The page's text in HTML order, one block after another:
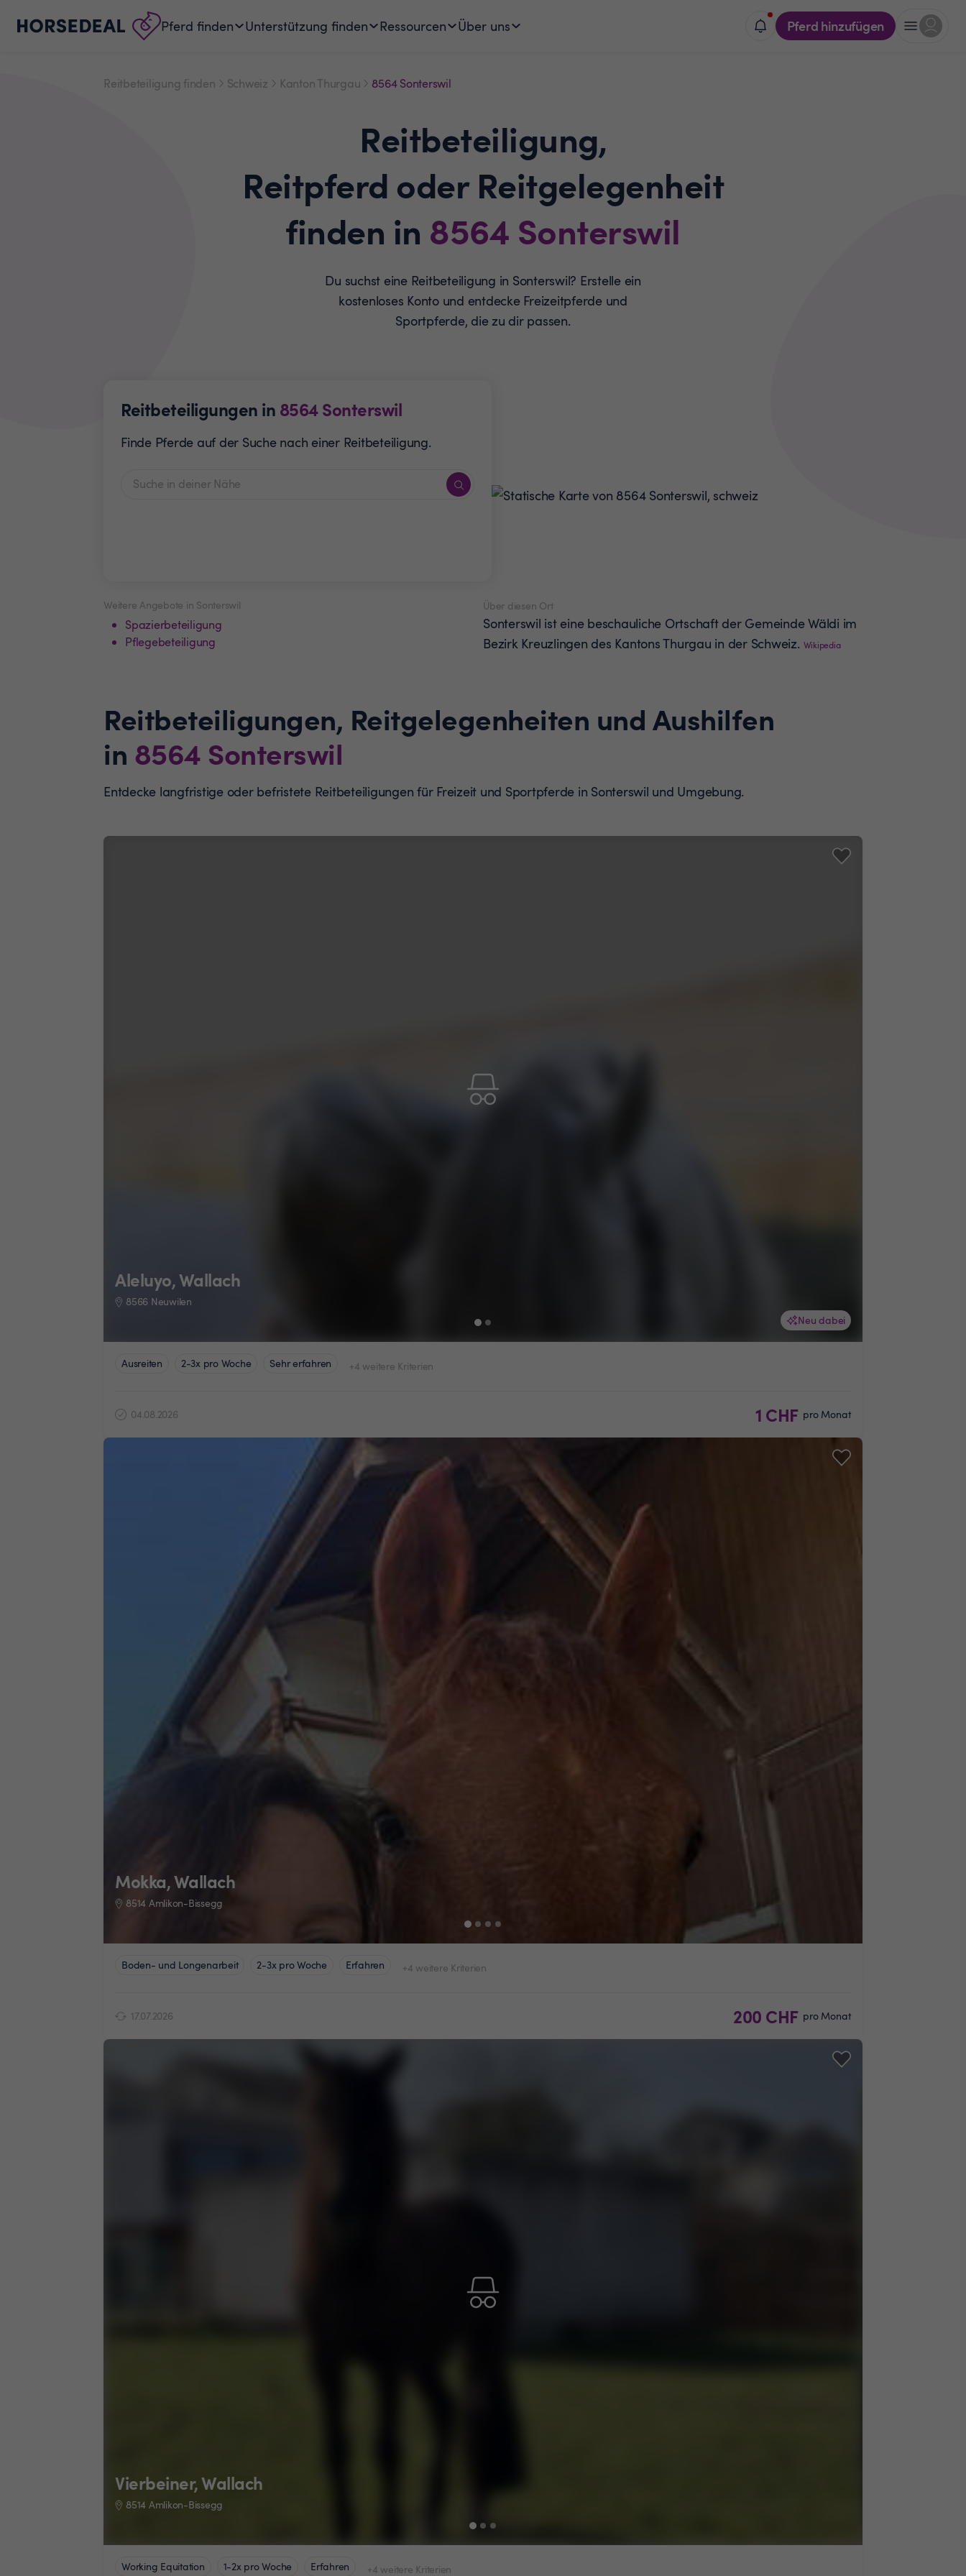
Pferd finden Unterstützung finden Ressourcen Über uns Pferd hinzufügen
Reitbeteiligung finden Schweiz Kanton Thurgau 8564 Sonterswil
Reitbeteiligung,
Reitpferd oder Reitgelegenheit
finden in 8564 Sonterswil
Du suchst eine Reitbeteiligung in Sonterswil? Erstelle ein
kostenloses Konto und entdecke Freizeitpferde und
Sportpferde, die zu dir passen.
Reitbeteiligungen in 8564Sonterswil
Finde Pferde auf der Suche nach einer Reitbeteiligung.
Weitere Angebote in Sonterswil
Spazierbeteiligung
Pflegebeteiligung
Über diesen Ort
Sonterswil ist eine beschauliche Ortschaft der Gemeinde Wäldi im
Bezirk Kreuzlingen des Kantons Thurgau in der Schweiz. Wikipedia
Reitbeteiligungen, Reitgelegenheiten und Aushilfen
in 8564 Sonterswil
Entdecke langfristige oder befristete Reitbeteiligungen für Freizeit und Sportpferde in Sonterswil und Umgebung.
Neu dabei
Aleluyo, Wallach
8566 Neuwilen
Ausreiten 2-3x pro Woche Sehr erfahren +4 weitere Kriterien
04.08.2026 1 CHF pro Monat
Mokka, Wallach
8514 Amlikon-Bissegg
Boden- und Longenarbeit 2-3x pro Woche Erfahren +4 weitere Kriterien
17.07.2026 200 CHF pro Monat
Vierbeiner, Wallach
8514 Amlikon-Bissegg
Working Equitation 1-2x pro Woche Erfahren +4 weitere Kriterien